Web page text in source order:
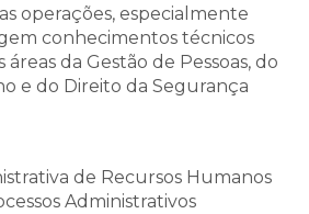
operações, especialmente
conhecimentos técnicos
áreas da Gestão de Pessoas, do
e do Direito da Segurança
de Recursos Humanos
Administrativos